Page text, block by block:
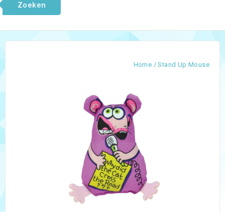
Zoeken
Home /Stand Up Mouse